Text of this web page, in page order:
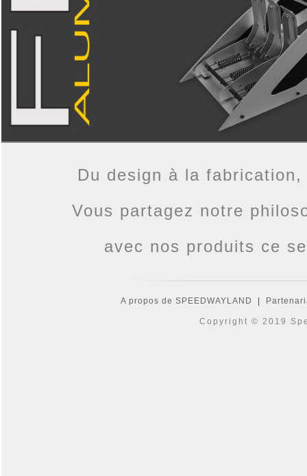
Du design à la
Vous partagez notre
avec nos produits ce
A propos de SPEEDWAYLAND
Copyright © 2019